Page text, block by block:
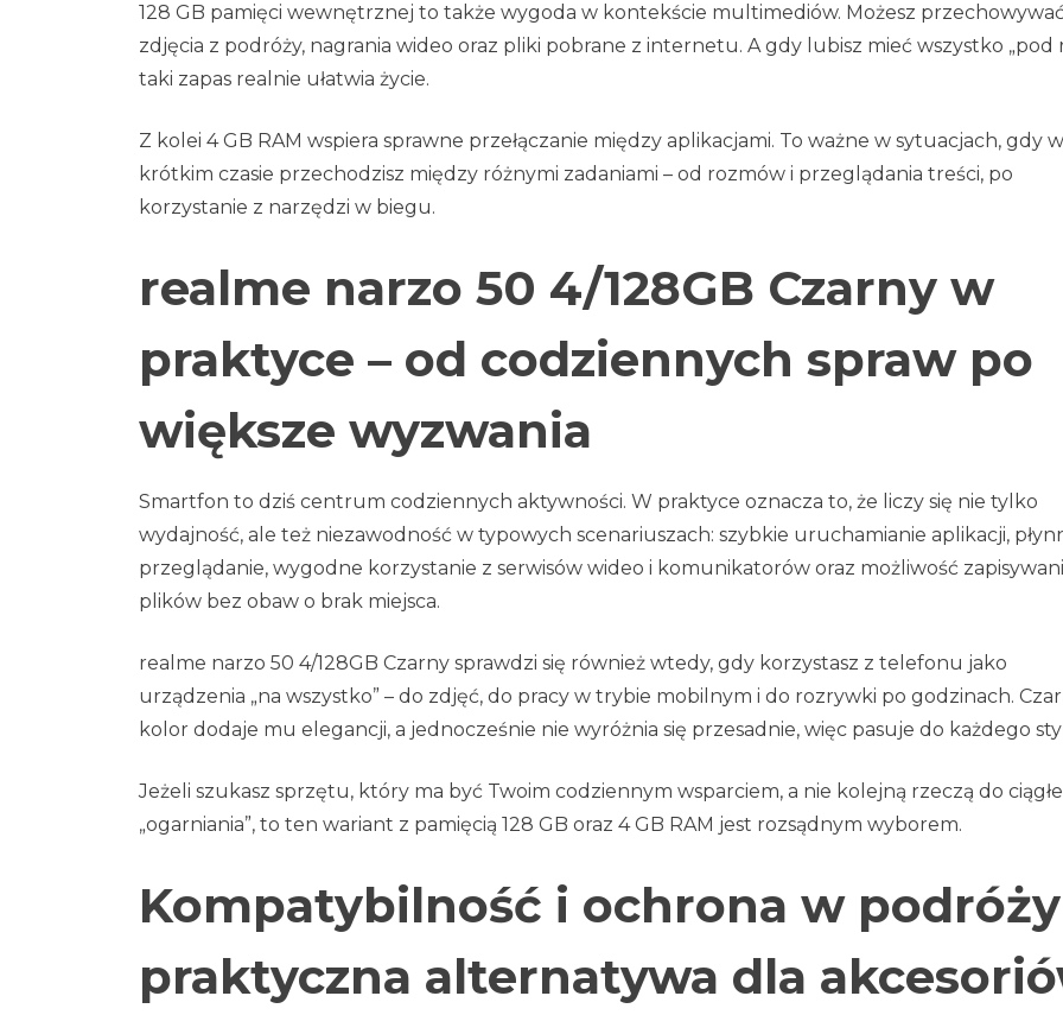
128 GB pamięci wewnętrznej to także wygoda w kontekście multimediów. Możesz
zdjęcia z podróży, nagrania wideo oraz pliki pobrane z internetu. A gdy lubisz mieć wszystko „pod
taki zapas realnie ułatwia życie.
Z kolei 4 GB RAM wspiera sprawne przełączanie między aplikacjami. To ważne w sytuacjach, gdy w
krótkim czasie przechodzisz między różnymi zadaniami – od rozmów i przeglądania treści, po
korzystanie z narzędzi w biegu.
realme narzo 50 4/128GB Czarny w
praktyce – od codziennych spraw po
większe wyzwania
Smartfon to dziś centrum codziennych aktywności. W praktyce oznacza to, że liczy się nie tylko
wydajność, ale też niezawodność w typowych scenariuszach: szybkie uruchamianie aplikacji,
przeglądanie, wygodne korzystanie z serwisów wideo i komunikatorów oraz możliwość
plików bez obaw o brak miejsca.
realme narzo 50 4/128GB Czarny sprawdzi się również wtedy, gdy korzystasz z telefonu jako
urządzenia „na wszystko” – do zdjęć, do pracy w trybie mobilnym i do rozrywki po godzinach.
kolor dodaje mu elegancji, a jednocześnie nie wyróżnia się przesadnie, więc pasuje do każdego
Jeżeli szukasz sprzętu, który ma być Twoim codziennym wsparciem, a nie kolejną rzeczą do
„ogarniania”, to ten wariant z pamięcią 128 GB oraz 4 GB RAM jest rozsądnym wyborem.
Kompatybilność i ochrona w podróży
praktyczna alternatywa dla